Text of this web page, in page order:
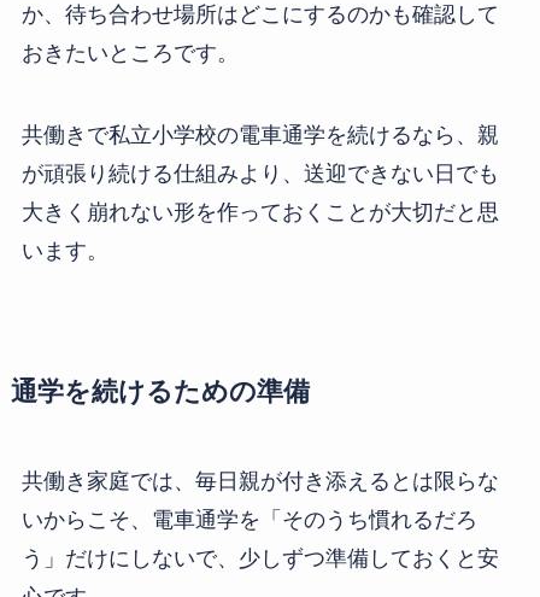
か、待ち合わせ場所はどこにするのかも確認して
おきたいところです。
共働きで私立小学校の電車通学を続けるなら、親
が頑張り続ける仕組みより、送迎できない日でも
大きく崩れない形を作っておくことが大切だと思
います。
通学を続けるための準備
共働き家庭では、毎日親が付き添えるとは限らな
いからこそ、電車通学を「そのうち慣れるだろ
う」だけにしないで、少しずつ準備しておくと安